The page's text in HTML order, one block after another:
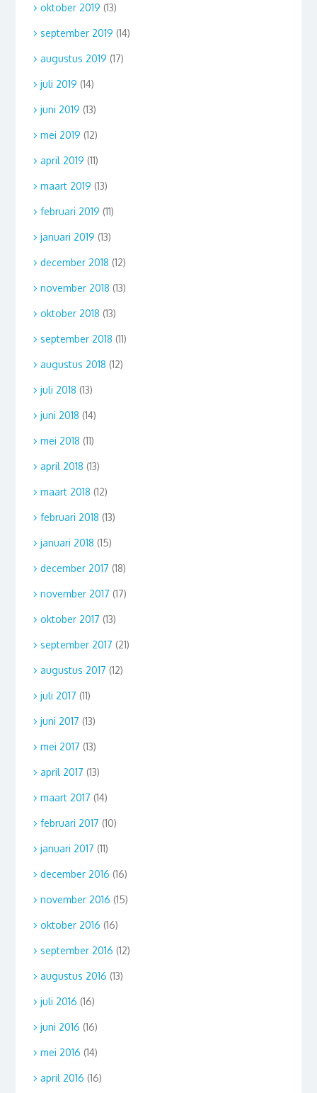
oktober 2019 (13)
september 2019 (14)
augustus 2019 (17)
juli 2019 (14)
juni 2019 (13)
mei 2019 (12)
april 2019 (11)
maart 2019 (13)
februari 2019 (11)
januari 2019 (13)
december 2018 (12)
november 2018 (13)
oktober 2018 (13)
september 2018 (11)
augustus 2018 (12)
juli 2018 (13)
juni 2018 (14)
mei 2018 (11)
april 2018 (13)
maart 2018 (12)
februari 2018 (13)
januari 2018 (15)
december 2017 (18)
november 2017 (17)
oktober 2017 (13)
september 2017 (21)
augustus 2017 (12)
juli 2017 (11)
juni 2017 (13)
mei 2017 (13)
april 2017 (13)
maart 2017 (14)
februari 2017 (10)
januari 2017 (11)
december 2016 (16)
november 2016 (15)
oktober 2016 (16)
september 2016 (12)
augustus 2016 (13)
juli 2016 (16)
juni 2016 (16)
mei 2016 (14)
april 2016 (16)